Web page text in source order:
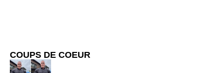
COUPS DE COEUR